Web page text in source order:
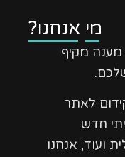
מי אנחנו?
מקיף
לאתר
חדש
ועוד, אנחנו